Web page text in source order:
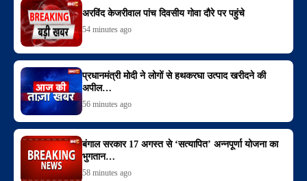
अरविंद केजरीवाल पांच दिवसीय गोवा दौरे पर पहुंचे
54 minutes ago
प्रधानमंत्री मोदी ने लोगों से हथकरघा उत्पाद खरीदने की
अपील…
56 minutes ago
बंगाल सरकार 17 अगस्त से ‘सत्यापित’ अन्नपूर्णा योजना का
भुगतान…
58 minutes ago